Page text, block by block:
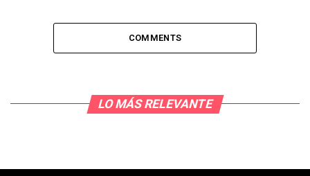
COMMENTS
LO MÁS RELEVANTE